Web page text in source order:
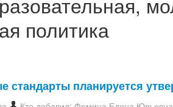
политика
планируется